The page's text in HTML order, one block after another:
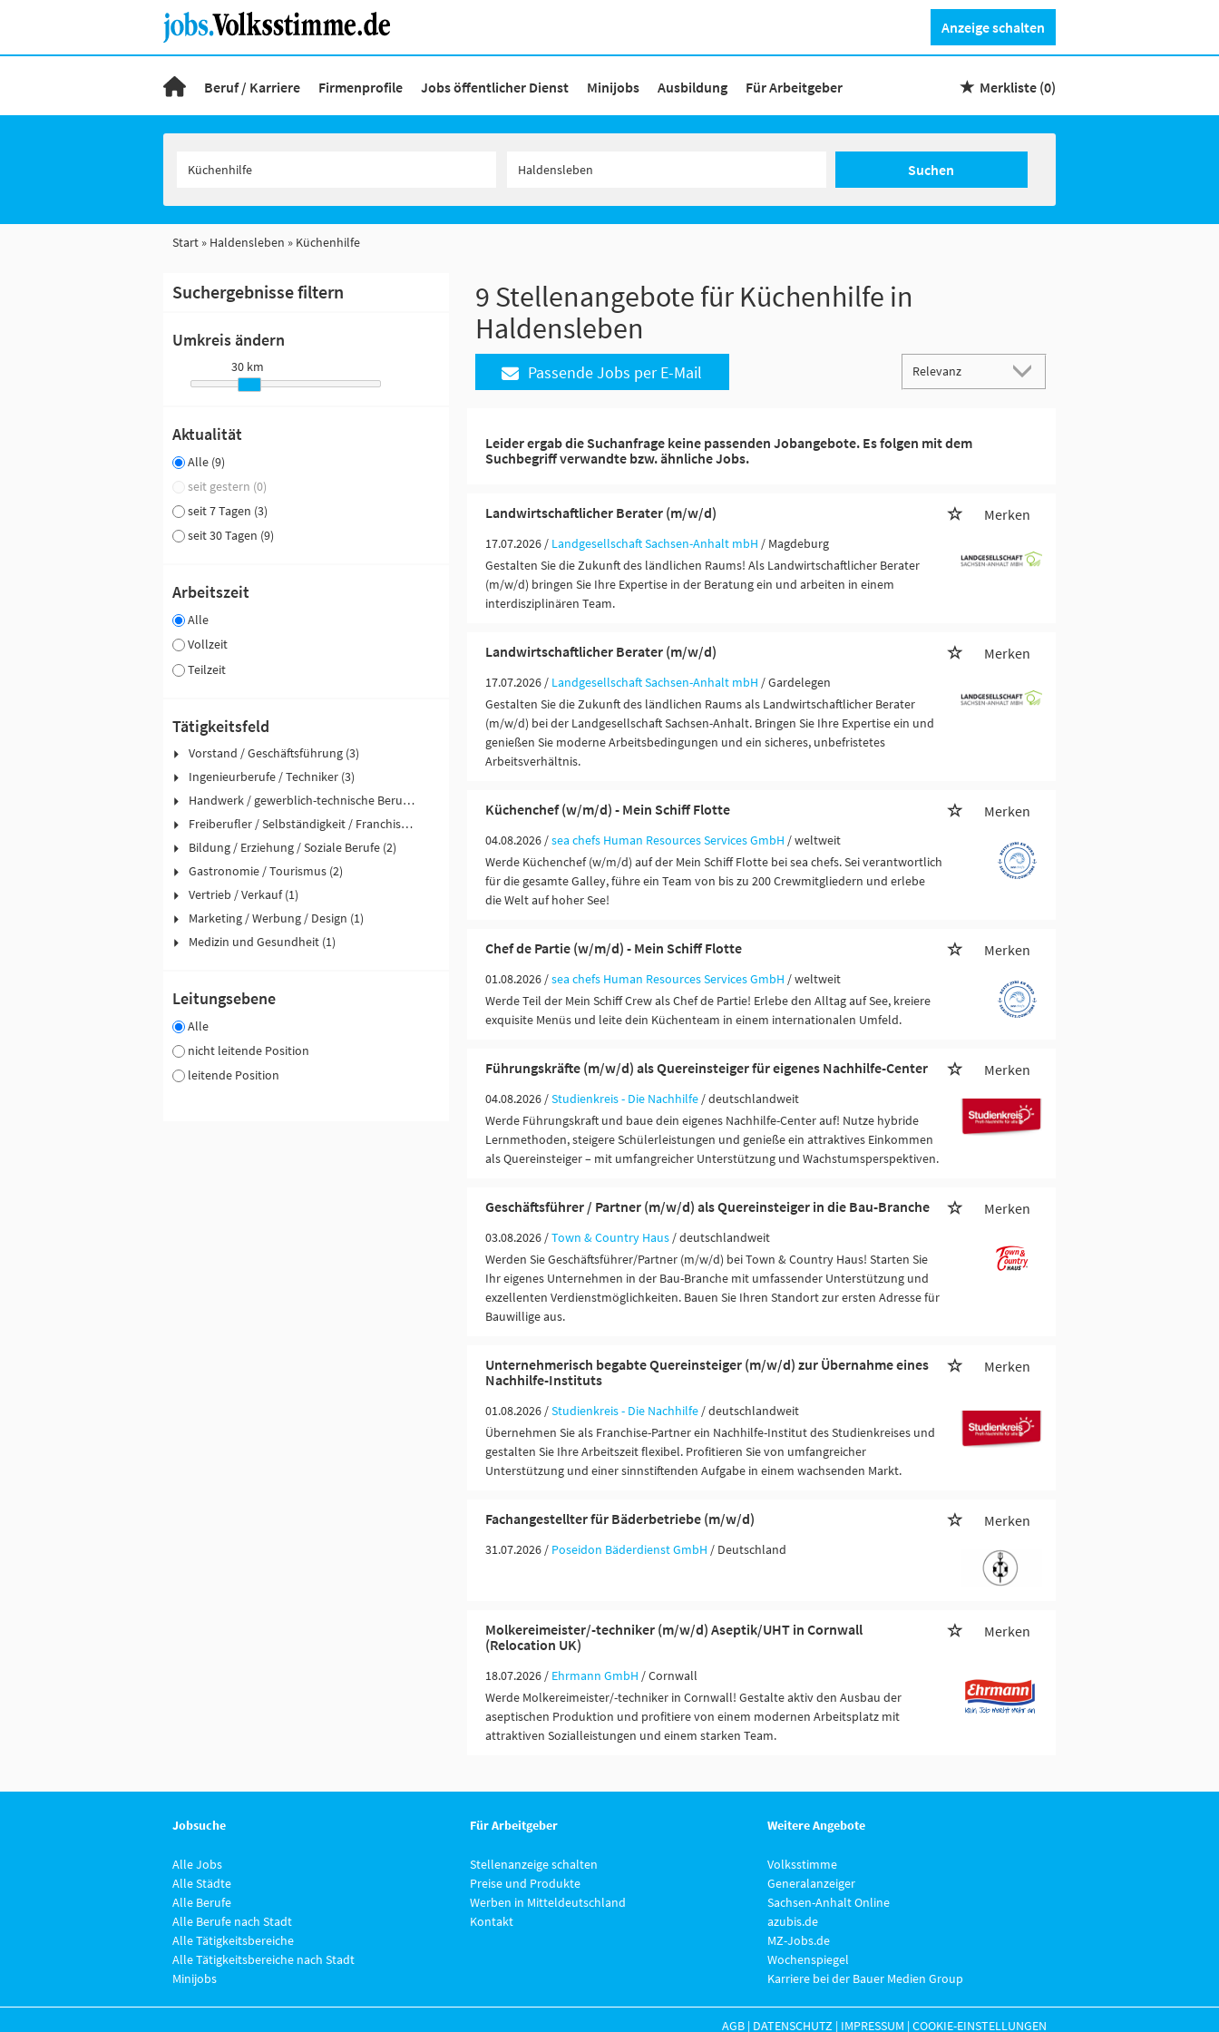
Anzeige schalten
Beruf / Karriere Firmenprofile Jobs öffentlicher Dienst Minijobs Ausbildung Für Arbeitgeber Merkliste (0)
Suchen
Start Haldensleben Küchenhilfe
Suchergebnisse filtern
Umkreis ändern
30 km
Aktualität
Alle (9)
seit gestern (0)
seit 7 Tagen (3)
seit 30 Tagen (9)
Arbeitszeit
Alle
Vollzeit
Teilzeit
Tätigkeitsfeld
Vorstand / Geschäftsführung (3)
Ingenieurberufe / Techniker (3)
Handwerk / gewerblich-technische Berufe (3)
Freiberufler / Selbständigkeit / Franchise (3)
Bildung / Erziehung / Soziale Berufe (2)
Gastronomie / Tourismus (2)
Vertrieb / Verkauf (1)
Marketing / Werbung / Design (1)
Medizin und Gesundheit (1)
Leitungsebene
Alle
nicht leitende Position
leitende Position
9 Stellenangebote für Küchenhilfe in
Haldensleben
Passende Jobs per E-Mail
Leider ergab die Suchanfrage keine passenden Jobangebote. Es folgen mit dem
Suchbegriff verwandte bzw. ähnliche Jobs.
Landwirtschaftlicher Berater (m/w/d) Merken
17.07.2026 / Landgesellschaft Sachsen-Anhalt mbH / Magdeburg
Gestalten Sie die Zukunft des ländlichen Raums! Als Landwirtschaftlicher Berater
(m/w/d) bringen Sie Ihre Expertise in der Beratung ein und arbeiten in einem
interdisziplinären Team.
Landwirtschaftlicher Berater (m/w/d) Merken
17.07.2026 / Landgesellschaft Sachsen-Anhalt mbH / Gardelegen
Gestalten Sie die Zukunft des ländlichen Raums als Landwirtschaftlicher Berater
(m/w/d) bei der Landgesellschaft Sachsen-Anhalt. Bringen Sie Ihre Expertise ein und
genießen Sie moderne Arbeitsbedingungen und ein sicheres, unbefristetes
Arbeitsverhältnis.
Küchenchef (w/m/d) - Mein Schiff Flotte Merken
04.08.2026 /sea chefs Human Resources Services GmbH / weltweit
Werde Küchenchef (w/m/d) auf der Mein Schiff Flotte bei sea chefs. Sei verantwortlich
für die gesamte Galley, führe ein Team von bis zu 200 Crewmitgliedern und erlebe
die Welt auf hoher See!
Chef de Partie (w/m/d) - Mein Schiff Flotte Merken
01.08.2026 /sea chefs Human Resources Services GmbH / weltweit
Werde Teil der Mein Schiff Crew als Chef de Partie! Erlebe den Alltag auf See, kreiere
exquisite Menüs und leite dein Küchenteam in einem internationalen Umfeld.
Führungskräfte (m/w/d) als Quereinsteiger für eigenes Nachhilfe-Center Merken
04.08.2026 /Studienkreis - Die Nachhilfe / deutschlandweit
Werde Führungskraft und baue dein eigenes Nachhilfe-Center auf! Nutze hybride
Lernmethoden, steigere Schülerleistungen und genieße ein attraktives Einkommen
als Quereinsteiger – mit umfangreicher Unterstützung und Wachstumsperspektiven.
Geschäftsführer / Partner (m/w/d) als Quereinsteiger in die Bau-Branche Merken
03.08.2026 /Town & Country Haus / deutschlandweit
Werden Sie Geschäftsführer/Partner (m/w/d) bei Town & Country Haus! Starten Sie
Ihr eigenes Unternehmen in der Bau-Branche mit umfassender Unterstützung und
exzellenten Verdienstmöglichkeiten. Bauen Sie Ihren Standort zur ersten Adresse für
Bauwillige aus.
Unternehmerisch begabte Quereinsteiger (m/w/d) zur Übernahme eines
Nachhilfe-Instituts
Merken
01.08.2026 /Studienkreis - Die Nachhilfe / deutschlandweit
Übernehmen Sie als Franchise-Partner ein Nachhilfe-Institut des Studienkreises und
gestalten Sie Ihre Arbeitszeit flexibel. Profitieren Sie von umfangreicher
Unterstützung und einer sinnstiftenden Aufgabe in einem wachsenden Markt.
Fachangestellter für Bäderbetriebe (m/w/d) Merken
31.07.2026 / Poseidon Bäderdienst GmbH / Deutschland
Molkereimeister/-techniker (m/w/d) Aseptik/UHT in Cornwall
(Relocation UK)
Merken
18.07.2026 / Ehrmann GmbH / Cornwall
Werde Molkereimeister/-techniker in Cornwall! Gestalte aktiv den Ausbau der
aseptischen Produktion und profitiere von einem modernen Arbeitsplatz mit
attraktiven Sozialleistungen und einem starken Team.
Jobsuche
Alle Jobs
Alle Städte
Alle Berufe
Alle Berufe nach Stadt
Alle Tätigkeitsbereiche
Alle Tätigkeitsbereiche nach Stadt
Minijobs
Für Arbeitgeber
Stellenanzeige schalten
Preise und Produkte
Werben in Mitteldeutschland
Kontakt
Weitere Angebote
Volksstimme
Generalanzeiger
Sachsen-Anhalt Online
azubis.de
MZ-Jobs.de
Wochenspiegel
Karriere bei der Bauer Medien Group
AGB | DATENSCHUTZ | IMPRESSUM |COOKIE-EINSTELLUNGEN